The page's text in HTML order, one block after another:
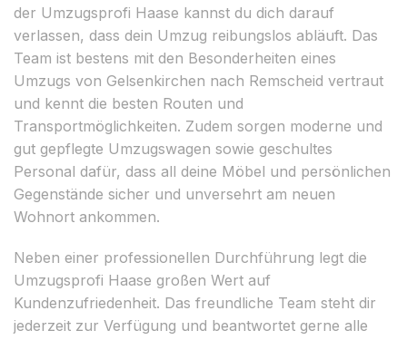
der Umzugsprofi Haase kannst du dich darauf
verlassen, dass dein Umzug reibungslos abläuft. Das
Team ist bestens mit den Besonderheiten eines
Umzugs von Gelsenkirchen nach Remscheid vertraut
und kennt die besten Routen und
Transportmöglichkeiten. Zudem sorgen moderne und
gut gepflegte Umzugswagen sowie geschultes
Personal dafür, dass all deine Möbel und persönlichen
Gegenstände sicher und unversehrt am neuen
Wohnort ankommen.
Neben einer professionellen Durchführung legt die
Umzugsprofi Haase großen Wert auf
Kundenzufriedenheit. Das freundliche Team steht dir
jederzeit zur Verfügung und beantwortet gerne alle